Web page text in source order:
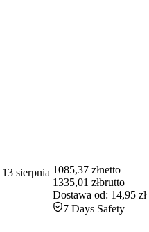
13 sierpnia 1085,37 złnetto
1335,01 złbrutto
Dostawa od: 14,95 zł
7 Days Safety